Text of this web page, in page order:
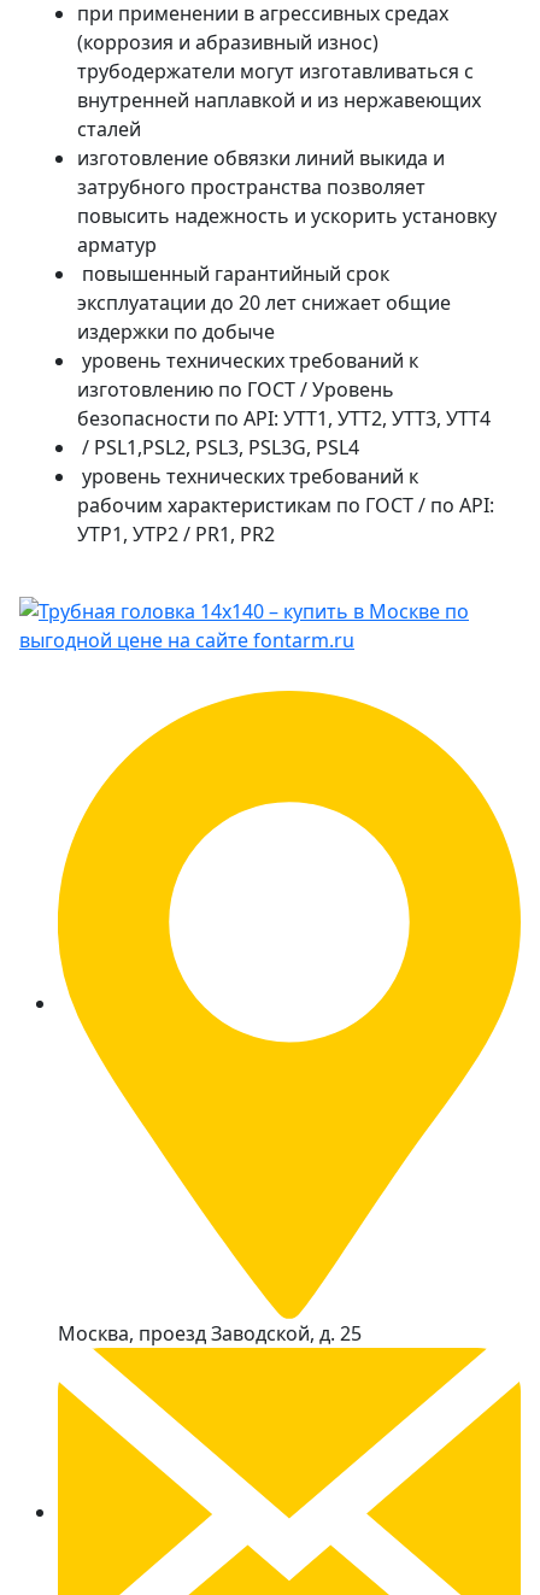
при применении в агрессивных средах
(коррозия и абразивный износ)
трубодержатели могут изготавливаться с
внутренней наплавкой и из нержавеющих
сталей
изготовление обвязки линий выкида и
затрубного пространства позволяет
повысить надежность и ускорить установку
арматур
повышенный гарантийный срок
эксплуатации до 20 лет снижает общие
издержки по добыче
уровень технических требований к
изготовлению по ГОСТ / Уровень
безопасности по API: УТТ1, УТТ2, УТТ3, УТТ4
/ PSL1,PSL2, PSL3, PSL3G, PSL4
уровень технических требований к
рабочим характеристикам по ГОСТ / по API:
УТР1, УТР2 / PR1, PR2
Москва, проезд Заводской, д. 25